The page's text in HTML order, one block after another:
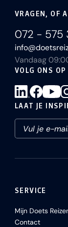
VRAGEN, OF
072 - 575
Vandaag
VOLG ONS
LAAT JE
SERVICE
Mijn Doets
Contact